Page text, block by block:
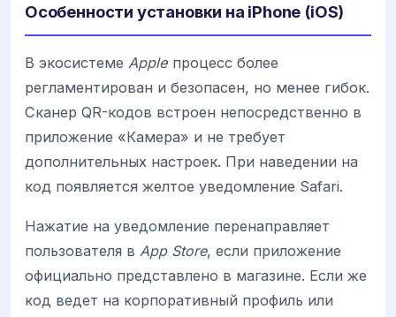
Особенности установки на iPhone (iOS)
В экосистеме Apple процесс более
регламентирован и безопасен, но менее гибок.
Сканер QR-кодов встроен непосредственно в
приложение «Камера» и не требует
дополнительных настроек. При наведении на
код появляется желтое уведомление Safari.
Нажатие на уведомление перенаправляет
пользователя в App Store, если приложение
официально представлено в магазине. Если же
код ведет на корпоративный профиль или